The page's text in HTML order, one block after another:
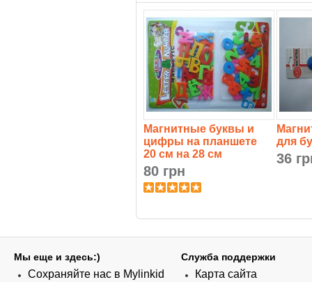
Магнитные буквы и
цифры на планшете
20 см на 28 см
80 грн
для
36
Мы еще и здесь:)
Сохраняйте нас в Mylinkid
Служба поддержки
Карта сайта